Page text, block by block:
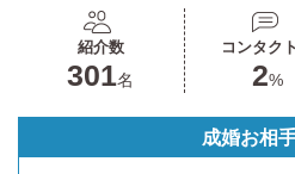
紹介数
301名
コンタク
2%
成婚お相